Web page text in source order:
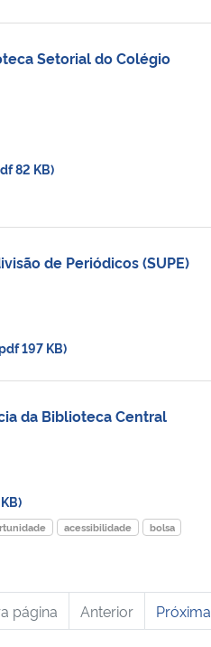
Setorial do Colégio
82 KB)
de Periódicos (SUPE)
197 KB)
da Biblioteca Central
acessibilidade
bolsa
página Anterior Próxima